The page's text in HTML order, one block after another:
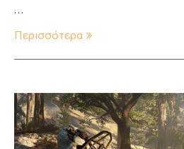
…
Περισσότερα